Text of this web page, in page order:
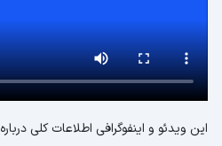
این ویدئو و اینفوگرافی اطلاعات کلی